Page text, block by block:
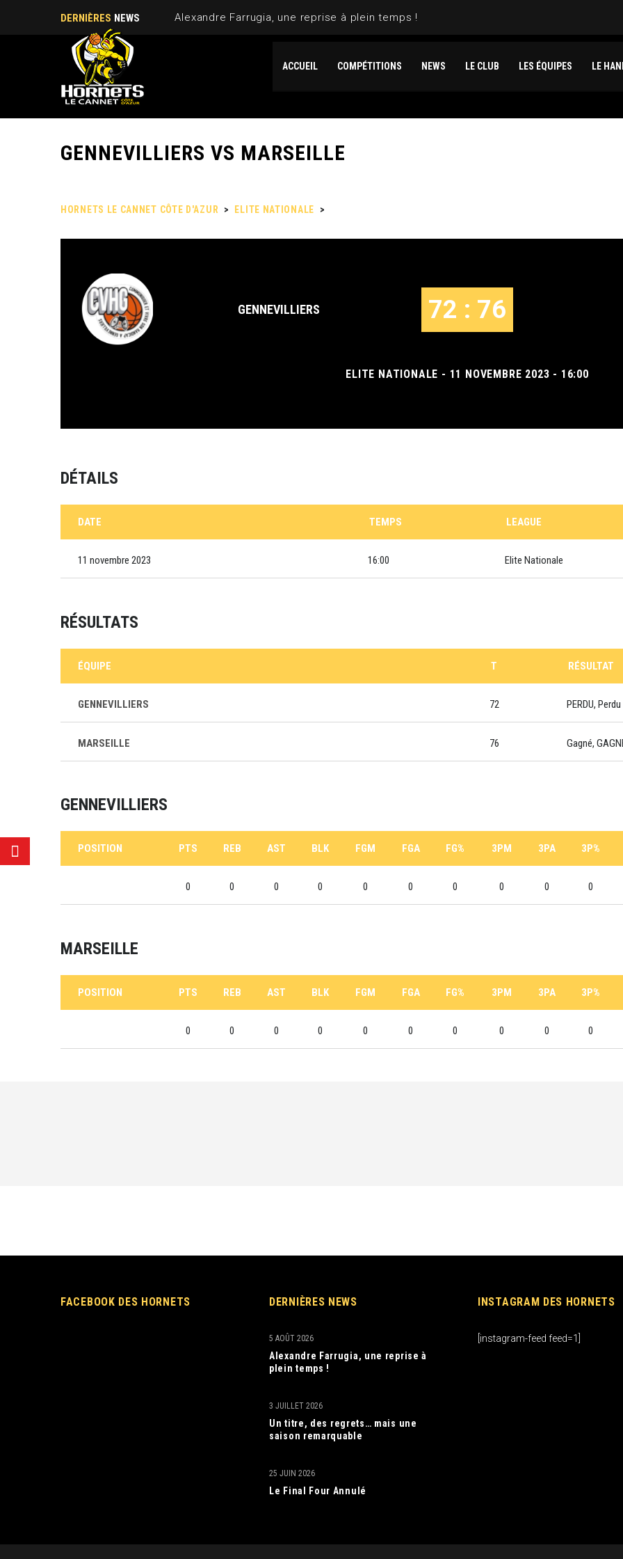
DERNIÈRES NEWS Alexandre Farrugia, une reprise à plein temps !
ACCUEIL COMPÉTITIONS NEWS LE CLUB LES ÉQUIPES LE
GENNEVILLIERS VS MARSEILLE
HORNETS LE CANNET CÔTE D'AZUR > ELITE NATIONALE >
GENNEVILLIERS 72 : 76
ELITE NATIONALE - 11 NOVEMBRE 2023 - 16:00
DÉTAILS
DATE TEMPS LEAGUE
11 novembre 2023 16:00 Elite Nationale
RÉSULTATS
ÉQUIPE T RÉSULTAT
GENNEVILLIERS 72 PERDU, Perdu
MARSEILLE 76 Gagné,
GENNEVILLIERS
POSITION PTS REB AST BLK FGM FGA FG% 3PM 3PA 3P%
0 0 0 0 0 0 0 0 0 0
MARSEILLE
POSITION PTS REB AST BLK FGM FGA FG% 3PM 3PA 3P%
0 0 0 0 0 0 0 0 0 0
FACEBOOK DES HORNETS DERNIÈRES NEWS
Alexandre Farrugia, une reprise à
plein temps !
5 AOÛT 2026
Un titre, des regrets… mais une
saison remarquable
3 JUILLET 2026
Le Final Four Annulé
25 JUIN 2026
INSTAGRAM DES HORNETS
[instagram-feed feed=1]